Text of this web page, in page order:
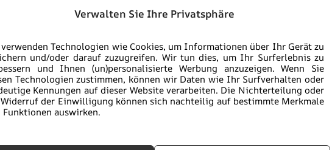
Verwalten Sie Ihre Privatsphäre
Technologien wie Cookies, um Informationen über Ihr Gerät zu
und/oder darauf zuzugreifen. Wir tun dies, um Ihr Surferlebnis zu
und Ihnen (un)personalisierte Werbung anzuzeigen. Wenn Sie
Technologien zustimmen, können wir Daten wie Ihr Surfverhalten oder
Kennungen auf dieser Website verarbeiten. Die Nichterteilung oder
der Einwilligung können sich nachteilig auf bestimmte Merkmale
Funktionen auswirken.
Blaue Gebläse Tapete
€19.90